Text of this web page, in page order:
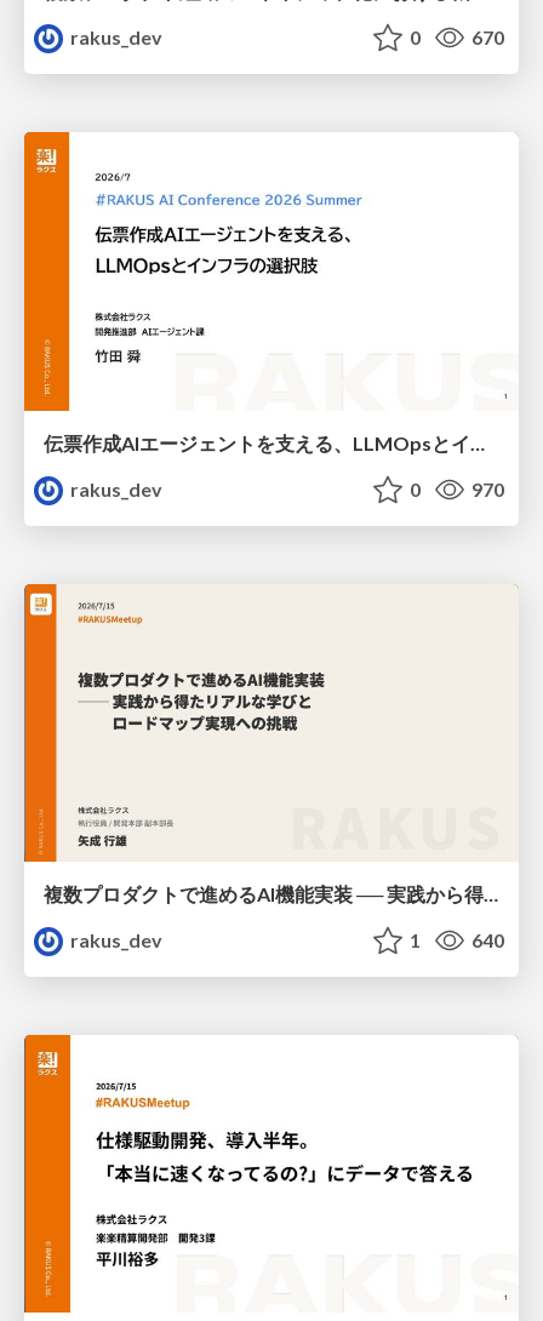
rakus_dev
0 670
rakus_dev
0 970
複数プロダクトで進めるAI機能実装 ── 実践から得たリアルな学びとロードマップ実現への挑戦 / AICon2026_yanari
rakus_dev
1 640